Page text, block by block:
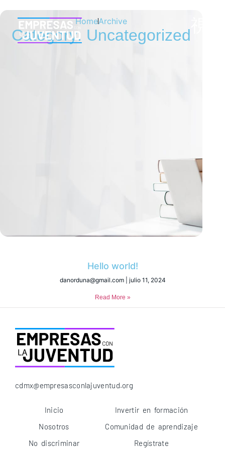
HomeArchive
Category: Uncategorized
Hello world!
danorduna@gmail.com julio 11, 2024
Read More »
cdmx@empresasconlajuventud.org
Inicio
Nosotros
No discriminar
Invertir en formación
Comunidad de aprendizaje
Regístrate